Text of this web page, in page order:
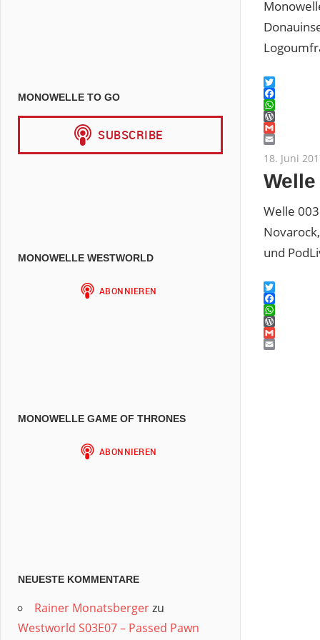
Twitter
Facebook
WhatsApp
WordPress
Gmail
Email
18. Juni
Welle
und
Twitter
Facebook
WhatsApp
WordPress
Gmail
Email
MONOWELLE TO GO
MONOWELLE WESTWORLD
MONOWELLE GAME OF THRONES
NEUESTE KOMMENTARE
Rainer Monatsbergerzu
Westworld S03E07 – Passed Pawn